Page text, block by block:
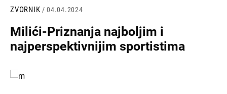
ZVORNIK / 04.04.2024
Milići-Priznanja najboljim i
najperspektivnijim sportistima
Slika